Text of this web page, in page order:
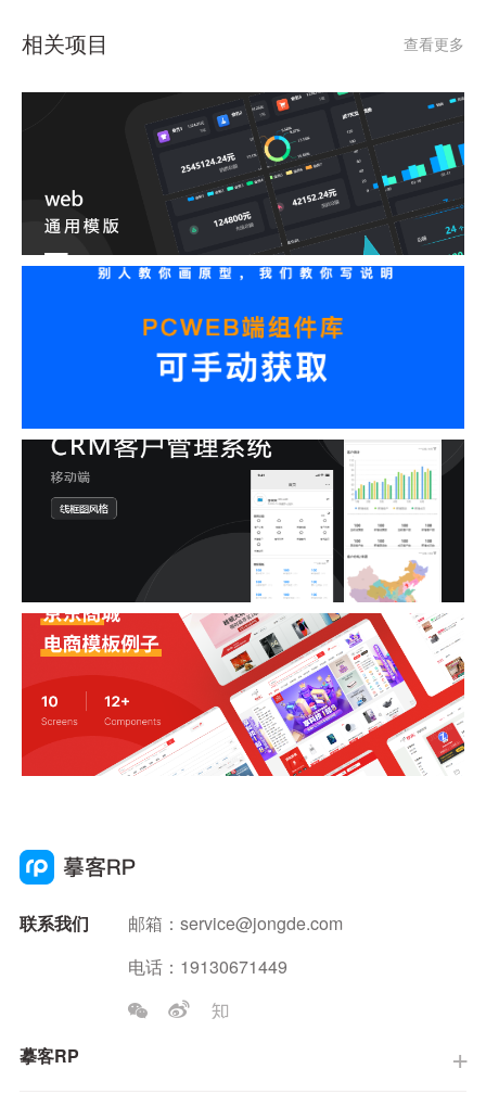
相关项目 查看更多
联系我们 邮箱： service@jongde.com
电话：19130671449
摹客RP